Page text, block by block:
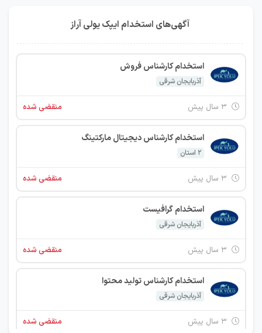
آگهی‌های استخدام ایپک یولی آراز
استخدام کارشناس فروش
آذربایجان شرقی
منقضی شده
استخدام کارشناس دیجیتال مارکتینگ
2 استان
منقضی شده
استخدام گرافیست
آذربایجان شرقی
منقضی شده
استخدام کارشناس تولید محتوا
آذربایجان شرقی
منقضی شده